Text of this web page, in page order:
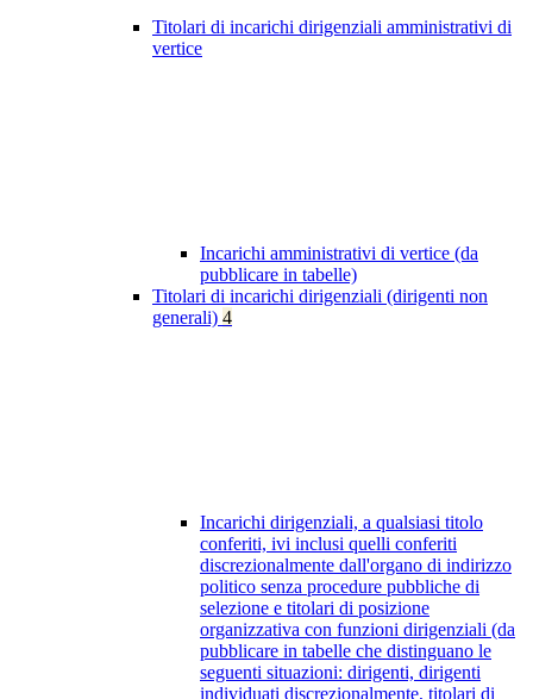
Titolari di incarichi dirigenziali amministrativi di
vertice
Incarichi amministrativi di vertice (da
pubblicare in tabelle)
Titolari di incarichi dirigenziali (dirigenti non
generali) 4
Incarichi dirigenziali, a qualsiasi titolo
conferiti, ivi inclusi quelli conferiti
discrezionalmente dall'organo di indirizzo
politico senza procedure pubbliche di
selezione e titolari di posizione
organizzativa con funzioni dirigenziali (da
pubblicare in tabelle che distinguano le
seguenti situazioni: dirigenti, dirigenti
individuati discrezionalmente, titolari di